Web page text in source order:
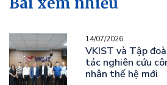
14/07/2026
VKIST và Tập
tác nghiên cứu
nhân thế hệ mới